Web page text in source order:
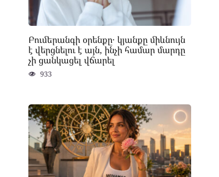
Բումերանգի օրենքը․ կյանքը միևնույն
է վերցնելու է այն, ինչի համար մարդը
չի ցանկացել վճարել
933